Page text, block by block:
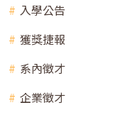
入學公告
獲獎捷報
系內徵才
企業徵才